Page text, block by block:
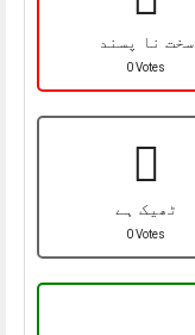
سخت نا پسند
0 Votes
ٹھیک ہے
0 Votes